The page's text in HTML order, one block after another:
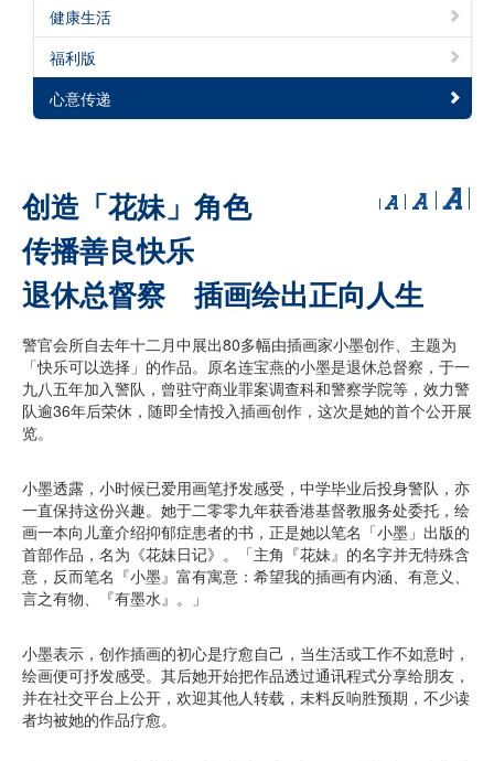
健康生活
福利版
心意传递
创造「花妹」角色
传播善良快乐
退休总督察 插画绘出正向人生
警官会所自去年十二月中展出80多幅由插画家小墨创作、主题为
「快乐可以选择」的作品。原名连宝燕的小墨是退休总督察，于一
九八五年加入警队，曾驻守商业罪案调查科和警察学院等，效力警
队逾36年后荣休，随即全情投入插画创作，这次是她的首个公开展
览。
小墨透露，小时候已爱用画笔抒发感受，中学毕业后投身警队，亦
一直保持这份兴趣。她于二零零九年获香港基督教服务处委托，绘
画一本向儿童介绍抑郁症患者的书，正是她以笔名「小墨」出版的
首部作品，名为《花妹日记》。「主角『花妹』的名字并无特殊含
意，反而笔名『小墨』富有寓意：希望我的插画有内涵、有意义、
言之有物、『有墨水』。」
小墨表示，创作插画的初心是疗愈自己，当生活或工作不如意时，
绘画便可抒发感受。其后她开始把作品透过通讯程式分享给朋友，
并在社交平台上公开，欢迎其他人转载，未料反响胜预期，不少读
者均被她的作品疗愈。